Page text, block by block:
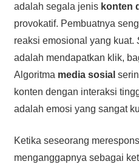
adalah segala jenis konten
provokatif. Pembuatnya
reaksi emosional yang kuat.
adalah mendapatkan klik,
Algoritma media sosial
konten dengan interaksi
adalah emosi yang sangat
Ketika seseorang
menganggapnya sebagai